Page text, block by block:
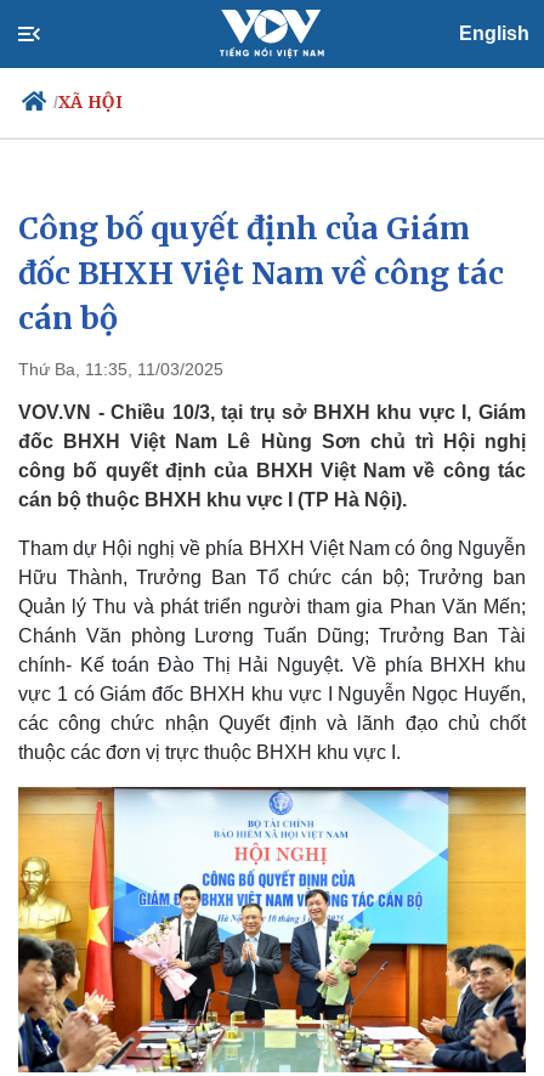
English
/XÃ HỘI
Chính trị
Đảng
Tổ chức nhân sự
Quốc hội
Nhận diện sự thật
Xã hội
Dự báo thời tiết
Công bố quyết định của Giám
đốc BHXH Việt Nam về công tác
cán bộ
Thứ Ba, 11:35, 11/03/2025
VOV.VN - Chiều 10/3, tại trụ sở BHXH khu vực I, Giám
đốc BHXH Việt Nam Lê Hùng Sơn chủ trì Hội nghị
công bố quyết định của BHXH Việt Nam về công tác
cán bộ thuộc BHXH khu vực I (TP Hà Nội).
Tham dự Hội nghị về phía BHXH Việt Nam có ông Nguyễn
Hữu Thành, Trưởng Ban Tổ chức cán bộ; Trưởng ban
Quản lý Thu và phát triển người tham gia Phan Văn Mến;
Chánh Văn phòng Lương Tuấn Dũng; Trưởng Ban Tài
chính- Kế toán Đào Thị Hải Nguyệt. Về phía BHXH khu
vực 1 có Giám đốc BHXH khu vực I Nguyễn Ngọc Huyến,
các công chức nhận Quyết định và lãnh đạo chủ chốt
thuộc các đơn vị trực thuộc BHXH khu vực I.